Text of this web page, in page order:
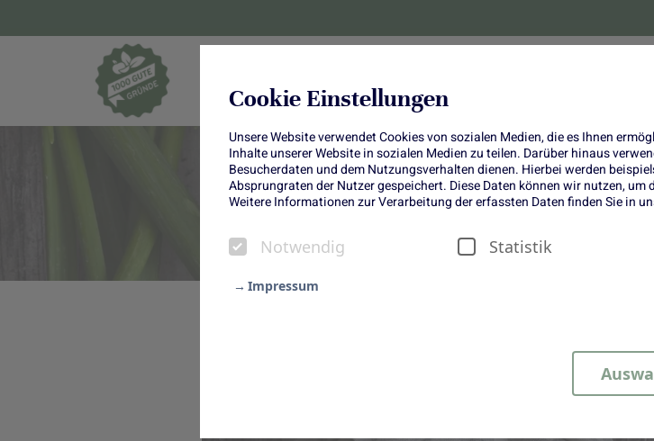
Cookie Einstellungen
Unsere Website verwendet Cookies von sozialen Medien, die es Ihnen
Inhalte unserer Website in sozialen Medien zu teilen. Darüber hinaus
Besucherdaten und dem Nutzungsverhalten dienen. Hierbei werden
Absprungraten der Nutzer gespeichert. Diese Daten können wir nutzen,
Weitere Informationen zur Verarbeitung der erfassten Daten finden Sie in
Notwendig Statistik
Impressum
Zero Waste mit
Ofenkartoffel mit Radieschenquark &